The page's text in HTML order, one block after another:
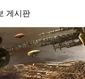
게시판